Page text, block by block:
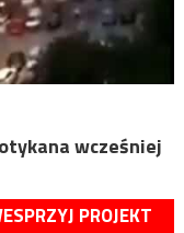
wcześniej
PROJEKT